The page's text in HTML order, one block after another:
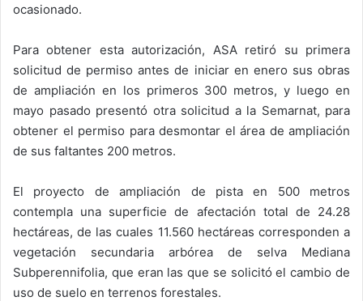
ocasionado.
Para obtener esta autorización, ASA retiró su primera
solicitud de permiso antes de iniciar en enero sus obras
de ampliación en los primeros 300 metros, y luego en
mayo pasado presentó otra solicitud a la Semarnat, para
obtener el permiso para desmontar el área de ampliación
de sus faltantes 200 metros.
El proyecto de ampliación de pista en 500 metros
contempla una superficie de afectación total de 24.28
hectáreas, de las cuales 11.560 hectáreas corresponden a
vegetación secundaria arbórea de selva Mediana
Subperennifolia, que eran las que se solicitó el cambio de
uso de suelo en terrenos forestales.